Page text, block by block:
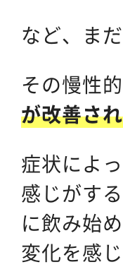
など、ま
その慢性
が改善さ
症状によ
感じがす
に飲み始
変化を感